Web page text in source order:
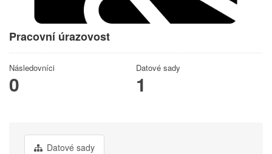
Pracovní úrazovost
Následovníci
0
Datové sady
1
Datové sady